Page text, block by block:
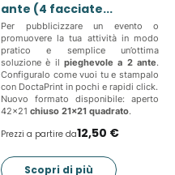
ante (4 facciate...
Per pubblicizzare un evento o
promuovere la tua attività in modo
pratico e semplice un’ottima
soluzione è il pieghevole a 2 ante.
Configuralo come vuoi tu e stampalo
con DoctaPrint in pochi e rapidi click.
Nuovo formato disponibile: aperto
42x21 chiuso 21x21 quadrato.
Prezzi a partire da12,50 €
Scopri di più